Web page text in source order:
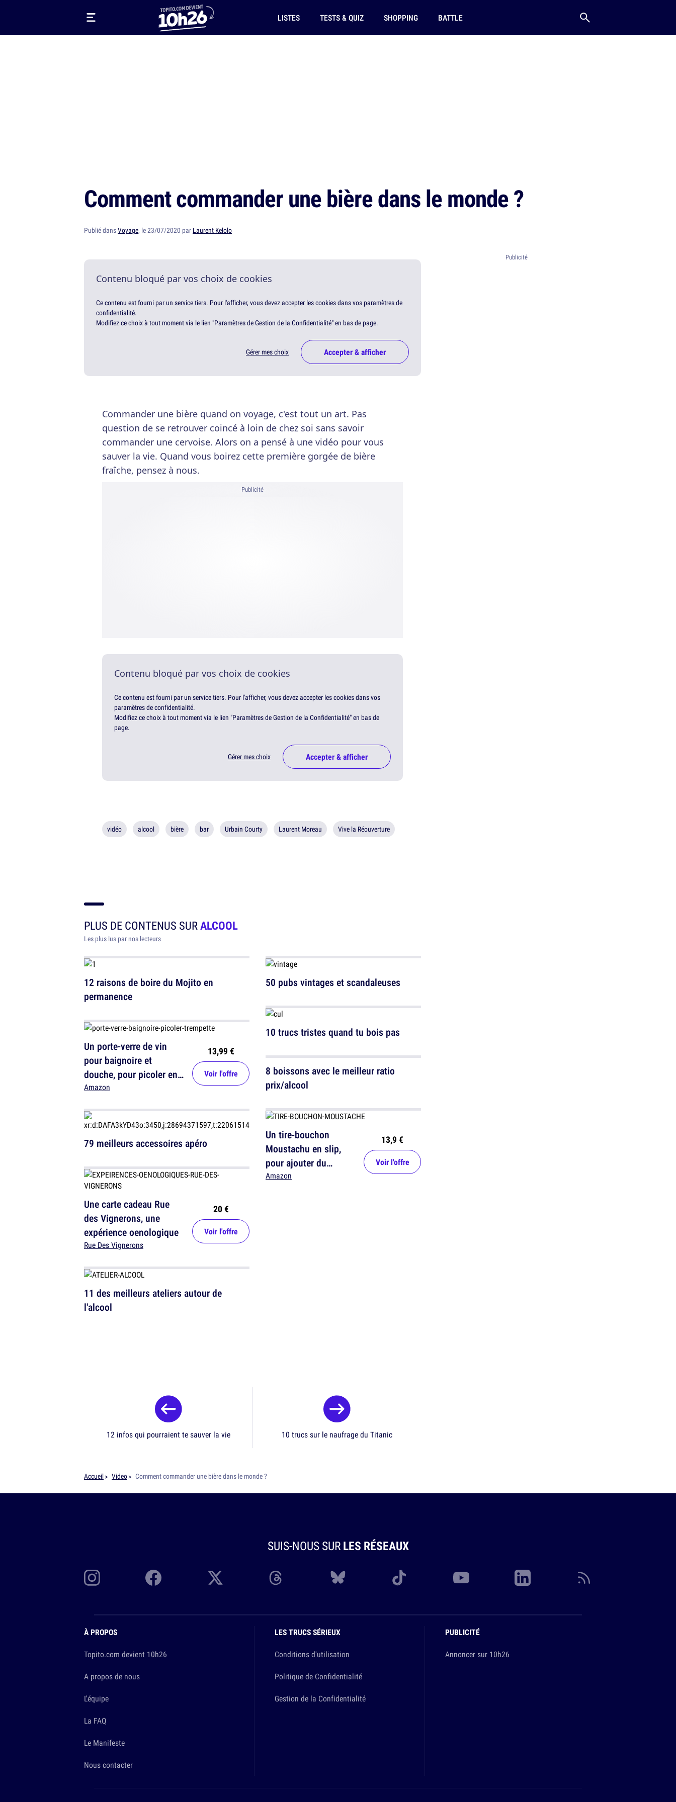
LISTES TESTS & QUIZ SHOPPING BATTLE
Comment commander une bière dans le monde ?
Publié dansVoyage, le 23/07/2020 par Laurent Kelolo
Contenu bloqué par vos choix de cookies
Ce contenu est fourni par un service tiers. Pour l'afficher, vous devez accepter les cookies dans vos paramètres de
confidentialité.
Modifiez ce choix à tout moment via le lien "Paramètres de Gestion de la Confidentialité" en bas de page.
Gérer mes choix Accepter & afficher
Commander une bière quand on voyage, c'est tout un art. Pas
question de se retrouver coincé à loin de chez soi sans savoir
commander une cervoise. Alors on a pensé à une vidéo pour vous
sauver la vie. Quand vous boirez cette première gorgée de bière
fraîche, pensez à nous.
Publicité
Contenu bloqué par vos choix de cookies
Ce contenu est fourni par un service tiers. Pour l'afficher, vous devez accepter les cookies dans vos
paramètres de confidentialité.
Modifiez ce choix à tout moment via le lien "Paramètres de Gestion de la Confidentialité" en bas de
page.
Gérer mes choix Accepter & afficher
vidéo alcool bière bar Urbain Courty Laurent Moreau Vive la Réouverture
PLUS DE CONTENUS SURALCOOL
Les plus lus par nos lecteurs
12 raisons de boire du Mojito en
permanence
Un porte-verre de vin
pour baignoire et
douche, pour picoler en
faisant trempette
Amazon
13,99 €
Voir l'offre
79 meilleurs accessoires apéro
Une carte cadeau Rue
des Vignerons, une
expérience oenologique
Rue Des Vignerons
20 €
Voir l'offre
11 des meilleurs ateliers autour de
l'alcool
50 pubs vintages et scandaleuses
10 trucs tristes quand tu bois pas
8 boissons avec le meilleur ratio
prix/alcool
Un tire-bouchon
Moustachu en slip,
pour ajouter du
piquant à ton pinard
Amazon
13,9 €
Voir l'offre
12 infos qui pourraient te sauver la vie 10 trucs sur le naufrage du Titanic
Accueil Video Comment commander une bière dans le monde ?
SUIS-NOUS SURLES RÉSEAUX
À PROPOS
Topito.com devient 10h26
A propos de nous
L'équipe
La FAQ
Le Manifeste
Nous contacter
LES TRUCS SÉRIEUX
Conditions d'utilisation
Politique de Confidentialité
Gestion de la Confidentialité
PUBLICITÉ
Annoncer sur 10h26